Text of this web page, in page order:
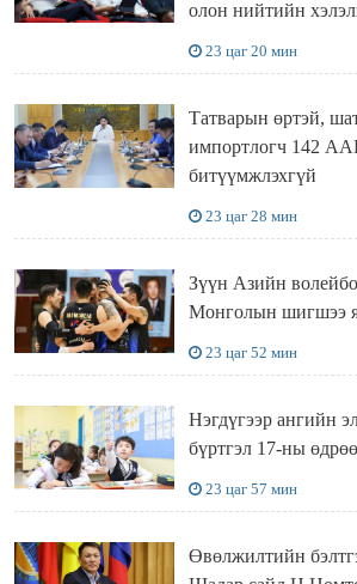
олон нийтийн
23 цаг 20 мин
Татварын өртэй,
импортлогч 142
битүүмжлэхгүй
23 цаг 28 мин
Зүүн Азийн
Монголын шигшээ
23 цаг 52 мин
Нэгдүгээр ангийн
бүртгэл 17-ны
23 цаг 57 мин
Өвөлжилтийн